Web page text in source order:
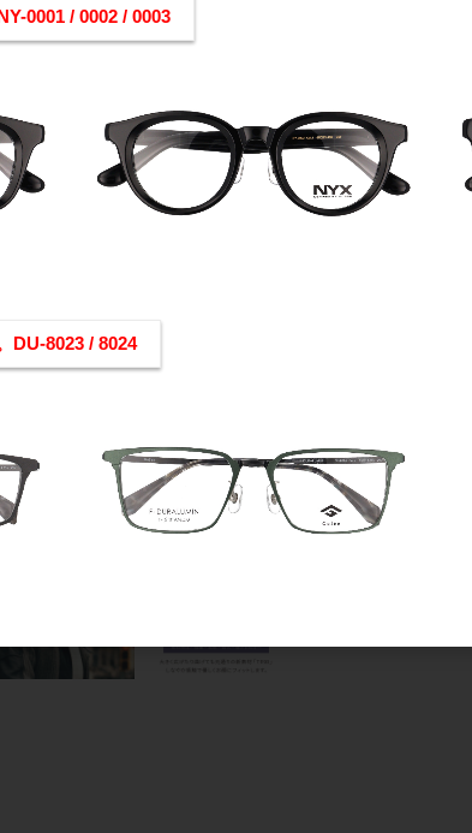
evais EV-002
玉型
性別
0001 / 0002 / 0003
DU-8023 / 8024